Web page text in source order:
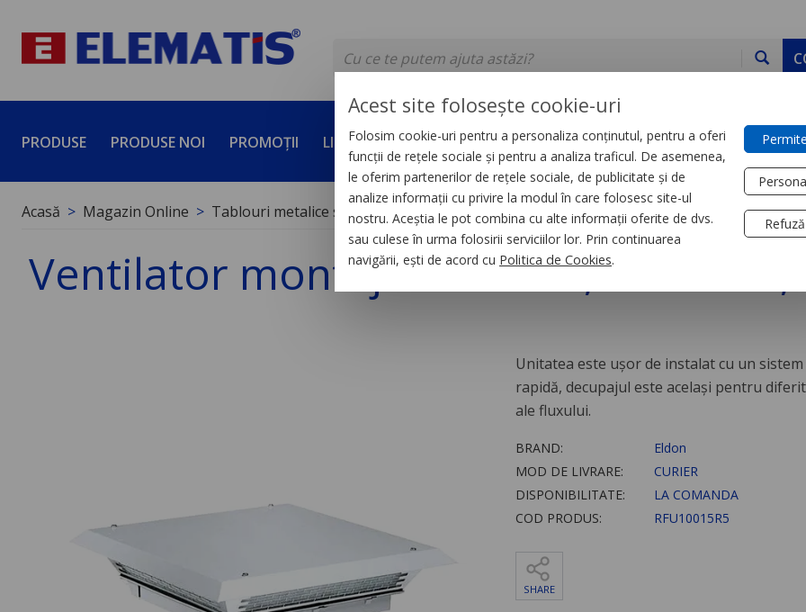
PRODUSE PRODUSE NOI PROMOȚII LICHIDĂRI DE STOC SERVICII DEVINO PARTENER CONTACT
Acasă Magazin Online Tablouri metalice si poliester Accesorii tablouri
Ventilator montaj 750 m3/h, 115 V AC,
Unitatea este uşor de instalat cu un sistem
rapidă, decupajul este acelaşi pentru
ale fluxului.
BRAND:
Eldon
MOD DE LIVRARE:
CURIER
DISPONIBILITATE:
LA COMANDA
COD PRODUS:
RFU10015R5
SHARE
Acest site folosește cookie-uri
Folosim cookie-uri pentru a personaliza conținutul, pentru a oferi
funcții de rețele sociale și pentru a analiza traficul. De asemenea,
le oferim partenerilor de rețele sociale, de publicitate și de
analize informații cu privire la modul în care folosesc site-ul
nostru. Aceștia le pot combina cu alte informații oferite de dvs.
sau culese în urma folosirii serviciilor lor. Prin continuarea
navigării, ești de acord cu Politica de Cookies.